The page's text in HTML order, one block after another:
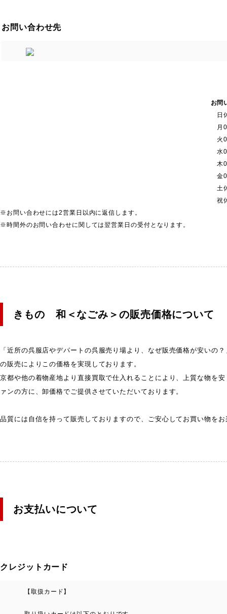
お問い合わせ先
お問
日
月
火
水
木
金
土
祝
※お問い合わせには2営業日以内に返信します。
※時間外のお問い合わせに関しては翌営業日の受付となります。
きもの 和＜なごみ＞の販売価格について
「近所の呉服店やデパートの呉服売り場より、なぜ販売価格が安いの
の販売によりこの価格を実現しております。
京都や他の着物産地より直接買取で仕入れることにより、上質な物を
ァンの方に、卸価格でご提供させていただいております。
品質には自信を持って販売しておりますので、ご安心してお買い物を
お支払いについて
クレジットカード
【取扱カード】